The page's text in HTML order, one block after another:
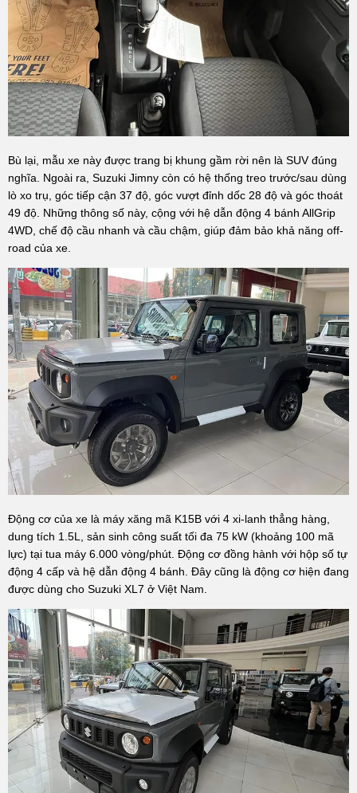
Bù lại, mẫu xe này được trang bị khung gầm rời nên là SUV đúng
nghĩa. Ngoài ra, Suzuki Jimny còn có hệ thống treo trước/sau dùng
lò xo trụ, góc tiếp cận 37 độ, góc vượt đỉnh dốc 28 độ và góc thoát
49 độ. Những thông số này, cộng với hệ dẫn động 4 bánh AllGrip
4WD, chế độ cầu nhanh và cầu chậm, giúp đảm bảo khả năng off-
road của xe.
Động cơ của xe là máy xăng mã K15B với 4 xi-lanh thẳng hàng,
dung tích 1.5L, sản sinh công suất tối đa 75 kW (khoảng 100 mã
lực) tại tua máy 6.000 vòng/phút. Động cơ đồng hành với hộp số tự
động 4 cấp và hệ dẫn động 4 bánh. Đây cũng là động cơ hiện đang
được dùng cho Suzuki XL7 ở Việt Nam.